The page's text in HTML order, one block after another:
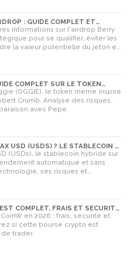
: GUIDE COMPLET ET
RIEN RATER
informations sur l'airdrop Berry
pour se qualifier, éviter les
la valeur potentielle du jeton en
COMPLET SUR LE TOKEN
(OGGIE), le token meme inspiré
Crumb. Analyse des risques,
avec Pepe.
USD (USDS) ? LE STABLECOIN À
(USDs), le stablecoin hybride sur
automatique et sans
ses risques et
COMPLET, FRAIS ET SÉCURITÉ
en 2026 : frais, sécurité et
si cette bourse crypto est
trader.